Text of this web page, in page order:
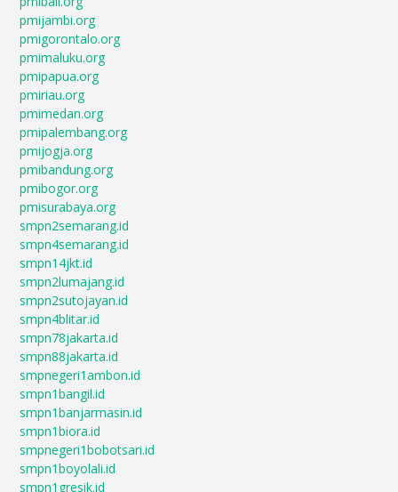
pmijambi.org
pmigorontalo.org
pmimaluku.org
pmipapua.org
pmiriau.org
pmimedan.org
pmipalembang.org
pmijogja.org
pmibandung.org
pmibogor.org
pmisurabaya.org
smpn2semarang.id
smpn4semarang.id
smpn14jkt.id
smpn2lumajang.id
smpn2sutojayan.id
smpn4blitar.id
smpn78jakarta.id
smpn88jakarta.id
smpnegeri1ambon.id
smpn1bangil.id
smpn1banjarmasin.id
smpn1biora.id
smpnegeri1bobotsari.id
smpn1boyolali.id
smpn1gresik.id